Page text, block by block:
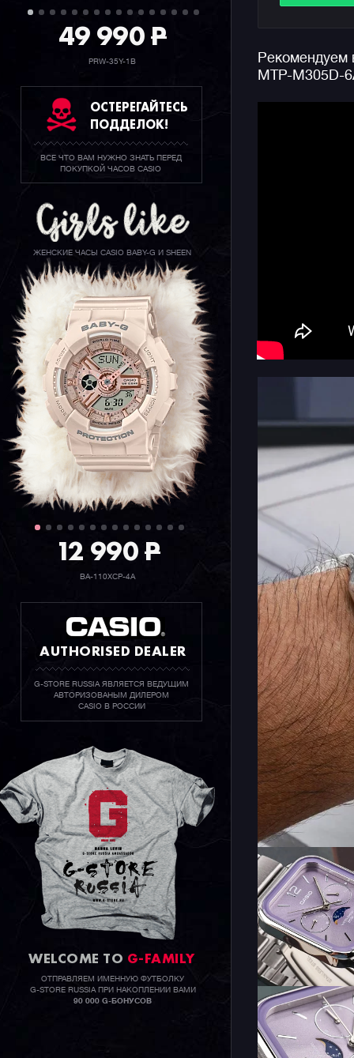
49 990P
PRW-35Y-1B
ОСТЕРЕГАЙТЕСЬ
ПОДДЕЛОК!
ВСЕ ЧТО ВАМ НУЖНО ЗНАТЬ ПЕРЕД
ПОКУПКОЙ ЧАСОВ CASIO
ЖЕНСКИЕ ЧАСЫ CASIO BABY-G И SHEEN
12 990P
BA-110XCP-4A
AUTHORISED DEALER
G-STORE RUSSIA ЯВЛЯЕТСЯ ВЕДУЩИМ
АВТОРИЗОВАНЫМ ДИЛЕРОМ
CASIO В РОССИИ
WELCOME TO G-FAMILY
ОТПРАВЛЯЕМ ИМЕННУЮ ФУТБОЛКУ
G-STORE RUSSIA ПРИ НАКОПЛЕНИИ ВАМИ
90 000 G-БОНУСОВ
недели, а
фазы
Рекомендуем
MTP-M305D-